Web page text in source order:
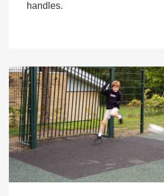
handles.